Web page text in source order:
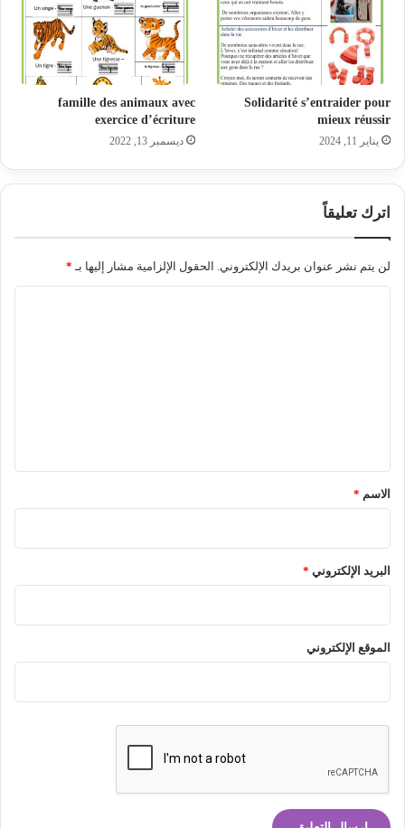
Solidarité s’entraider pour
mieux réussir
يناير 11, 2024
famille des animaux avec
exercice d’écriture
ديسمبر 13, 2022
اترك تعليقاً
لن يتم نشر عنوان بريدك الإلكتروني. الحقول الإلزامية مشار إليها بـ *
*الاسم *
البريد الإلكتروني *
الموقع الإلكتروني